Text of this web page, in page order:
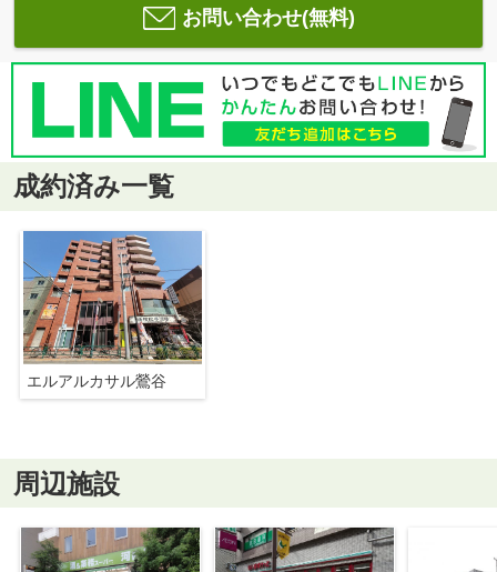
お問い合わせ(無料)
成約済み一覧
エルアルカサル鶯谷
周辺施設